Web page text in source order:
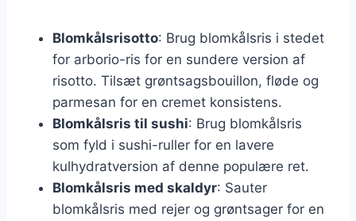
Blomkålsrisotto: Brug blomkålsris i stedet
for arborio-ris for en sundere version af
risotto. Tilsæt grøntsagsbouillon, fløde og
parmesan for en cremet konsistens.
Blomkålsris til sushi: Brug blomkålsris
som fyld i sushi-ruller for en lavere
kulhydratversion af denne populære ret.
Blomkålsris med skaldyr: Sauter
blomkålsris med rejer og grøntsager for en